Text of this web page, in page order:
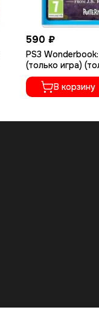
590 ₽
PS3
(только игра)
Move) (Б/У,
русском языке,
В корзину